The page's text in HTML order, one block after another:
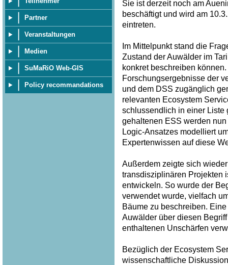
Partner
Veranstaltungen
Medien
SuMaRiO Web-GIS
Policy recommandations
Sie ist derzeit noch am
beschäftigt und wird am
eintreten.
Im Mittelpunkt stand die
Zustand der Auwälder im
konkret beschreiben
Forschungsergebnisse der
und dem DSS zugänglich
relevanten Ecosystem
schlussendlich in einer Liste
gehaltenen ESS werden
Logic-Ansatzes modelliert
Expertenwissen auf diese
Außerdem zeigte sich
transdisziplinären Projekten
entwickeln. So wurde der
verwendet wurde, vielfach
Bäume zu beschreiben.
Auwälder über diesen
enthaltenen Unschärfen
Bezüglich der Ecosystem
wissenschaftliche